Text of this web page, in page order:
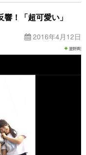
！「超可愛い」
2016年4月12日